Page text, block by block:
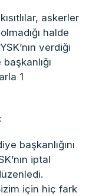
askerler
halde
verdiği
1
başkanlığını
iptal
için hiç fark